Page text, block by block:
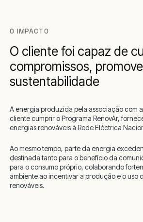
O IMPACTO
O cliente foi capaz de
compromissos,
sustentabilidade
A energia produzida pela associação com
cliente cumprir o Programa RenovAr,
energias renováveis à Rede Eléctrica
Ao mesmo tempo, parte da energia
destinada tanto para o benefício da
para o consumo próprio, colaborando
ambiente ao incentivar a produção e o uso
renováveis.